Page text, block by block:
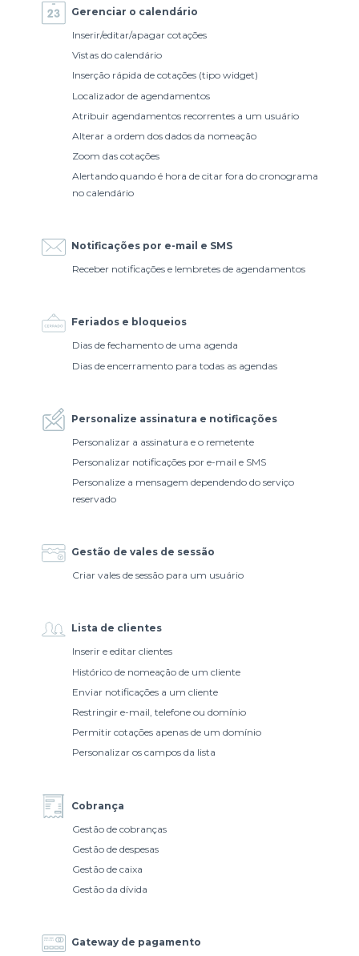
Gerenciar o calendário
Inserir/editar/apagar cotações
Vistas do calendário
Inserção rápida de cotações (tipo widget)
Localizador de agendamentos
Atribuir agendamentos recorrentes a um usuário
Alterar a ordem dos dados da nomeação
Zoom das cotações
Alertando quando é hora de citar fora do cronograma
no calendário
Notificações por e-mail e SMS
Receber notificações e lembretes de agendamentos
Feriados e bloqueios
Dias de fechamento de uma agenda
Dias de encerramento para todas as agendas
Personalize assinatura e notificações
Personalizar a assinatura e o remetente
Personalizar notificações por e-mail e SMS
Personalize a mensagem dependendo do serviço
reservado
Gestão de vales de sessão
Criar vales de sessão para um usuário
Lista de clientes
Inserir e editar clientes
Histórico de nomeação de um cliente
Enviar notificações a um cliente
Restringir e-mail, telefone ou domínio
Permitir cotações apenas de um domínio
Personalizar os campos da lista
Cobrança
Gestão de cobranças
Gestão de despesas
Gestão de caixa
Gestão da dívida
Gateway de pagamento